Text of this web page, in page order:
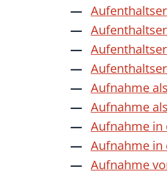
Aufnahme
Aufnahme
Aufnahme in
Aufnahme in
Aufnahme